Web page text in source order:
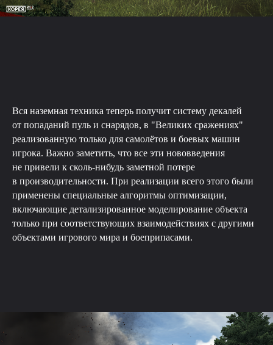
Вся наземная техника теперь получит систему декалей
от попаданий пуль и снарядов, в "Великих сражениях"
реализованную только для самолётов и боевых машин
игрока. Важно заметить, что все эти нововведения
не привели к сколь-нибудь заметной потере
в производительности. При реализации всего этого были
применены специальные алгоритмы оптимизации,
включающие детализированное моделирование объекта
только при соответствующих взаимодействиях с другими
объектами игрового мира и боеприпасами.